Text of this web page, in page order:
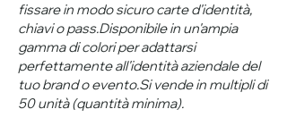
fissare in modo sicuro carte d'identità,
chiavi o pass.Disponibile in un'ampia
gamma di colori per adattarsi
perfettamente all'identità aziendale del
tuo brand o evento.Si vende in multipli di
50 unità (quantità minima).